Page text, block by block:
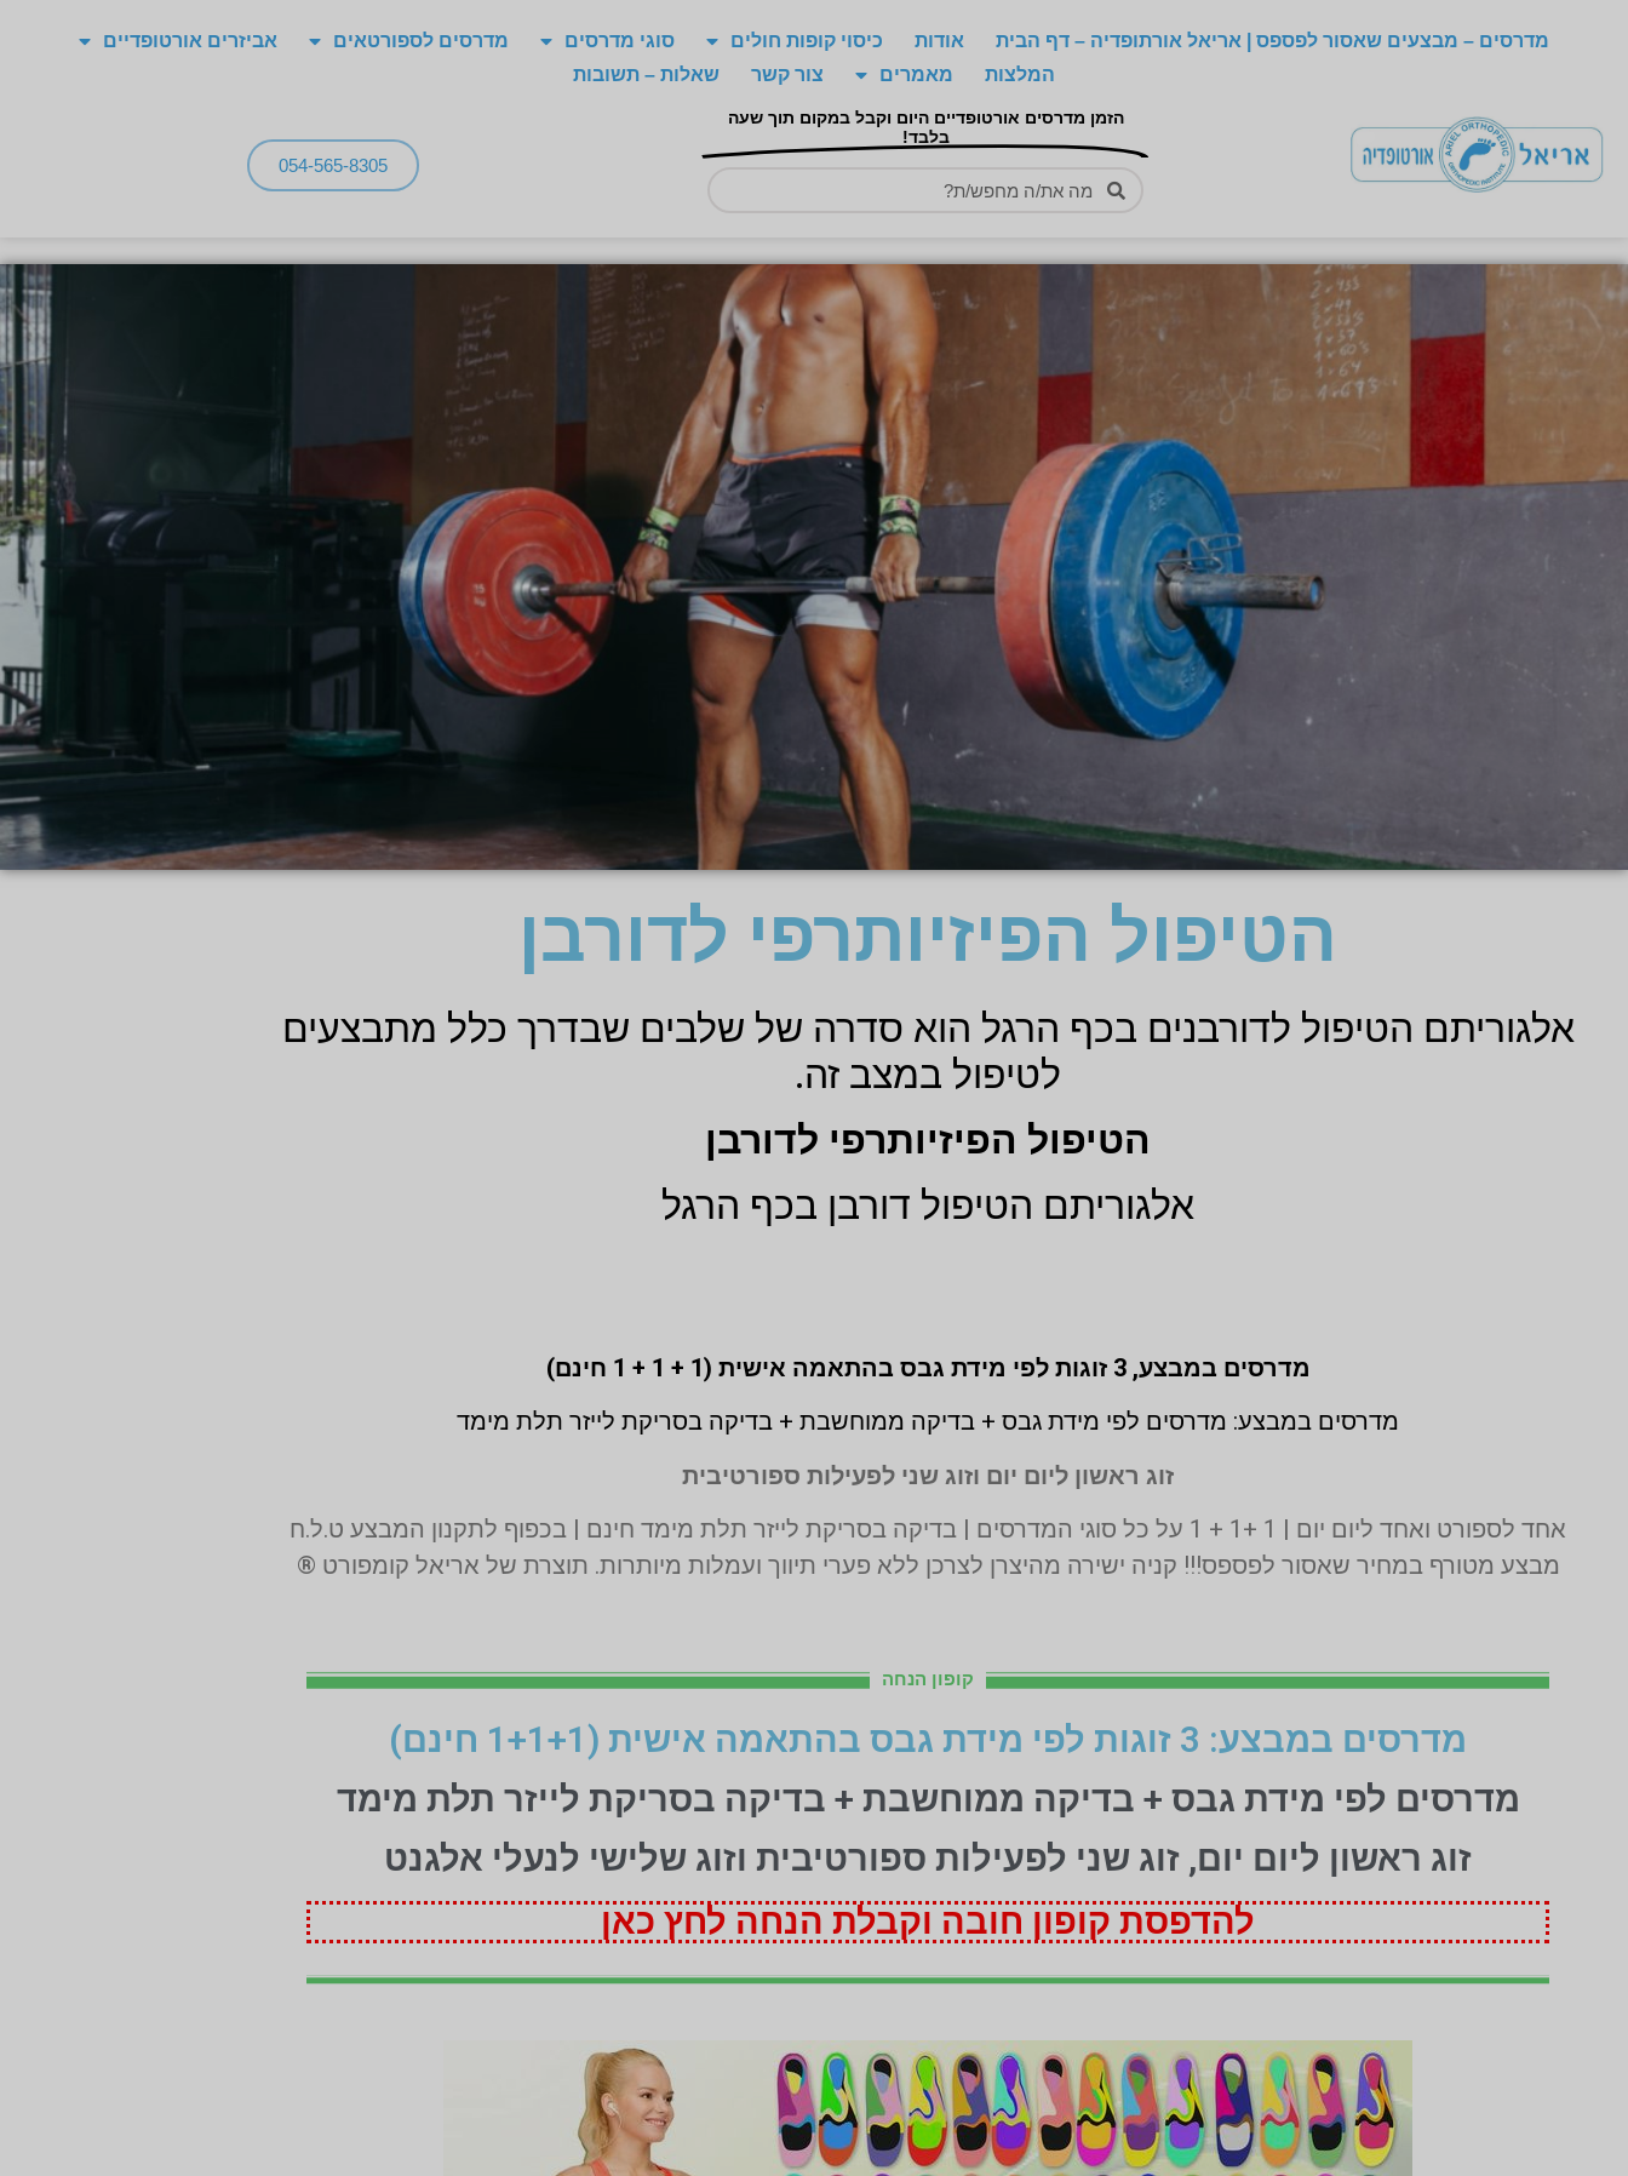
מדרסים – מבצעים שאסור לפספס | אריאל אורתופדיה – דף הבית אודות כיסוי קופות חולים סוגי מדרסים מדרסים לספורטאים
אביזרים אורטופדיים
המלצות
מאמרים צור קשר שאלות – תשובות
הזמן מדרסים אורטופדיים היום וקבל במקום תוך שעה
בלבד!
054-565-8305
הטיפול הפיזיותרפי לדורבן
אלגוריתם הטיפול לדורבנים בכף הרגל הוא סדרה של שלבים שבדרך כלל מתבצעים
לטיפול במצב זה.
הטיפול הפיזיותרפי לדורבן
אלגוריתם הטיפול דורבן בכף הרגל
מדרסים במבצע,3 זוגות לפי מידת גבס בהתאמה אישית (1 + 1 + 1 חינם)
מדרסים במבצע: מדרסים לפי מידת גבס + בדיקה ממוחשבת + בדיקה בסריקת לייזר תלת מימד
זוג ראשון ליום יום וזוג שני לפעילות ספורטיבית
אחד לספורט ואחד ליום יום | 1 +1 + 1 על כל סוגי המדרסים | בדיקה בסריקת לייזר תלת מימד חינם | בכפוף לתקנון המבצע ט.ל.ח
מבצע מטורף במחיר שאסור לפספס!!! קניה ישירה מהיצרן לצרכן ללא פערי תיווך ועמלות מיותרות. תוצרת של אריאל קומפורט ®
קופון הנחה
מדרסים במבצע: 3 זוגות לפי מידת גבס בהתאמה אישית (1+1+1 חינם)
מדרסים לפי מידת גבס + בדיקה ממוחשבת + בדיקה בסריקת לייזר תלת מימד
זוג ראשון ליום יום, זוג שני לפעילות ספורטיבית וזוג שלישי לנעלי אלגנט
להדפסת קופון חובה וקבלת הנחה לחץ כאן